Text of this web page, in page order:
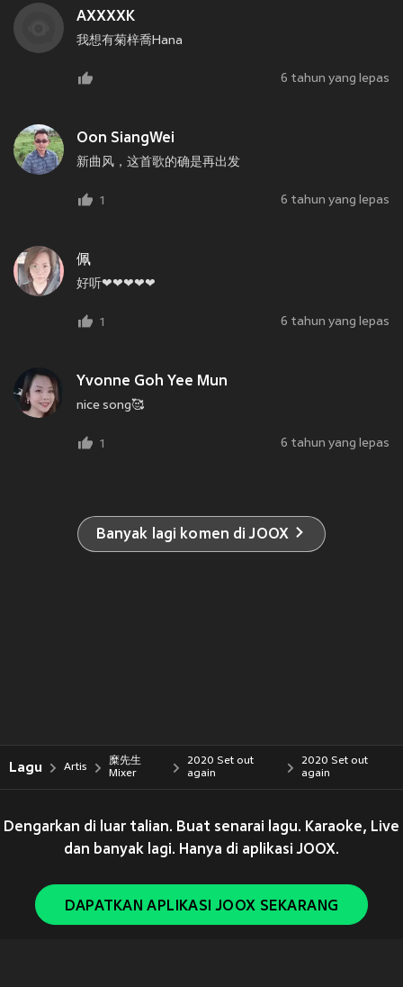
AXXXXK
我想有菊梓喬Hana
6 tahun yang lepas
Oon SiangWei
新曲风，这首歌的确是再出发
1 6 tahun yang lepas
佩
好听❤❤❤❤❤
1 6 tahun yang lepas
Yvonne Goh Yee Mun
nice song🥰
1 6 tahun yang lepas
Banyak lagi komen di JOOX
Lagu Artis
糜先生
Mixer
2020 Set out
again
2020 Set out
again
Dengarkan di luar talian. Buat senarai lagu. Karaoke, Live
dan banyak lagi. Hanya di aplikasi JOOX.
DAPATKAN APLIKASI JOOX SEKARANG